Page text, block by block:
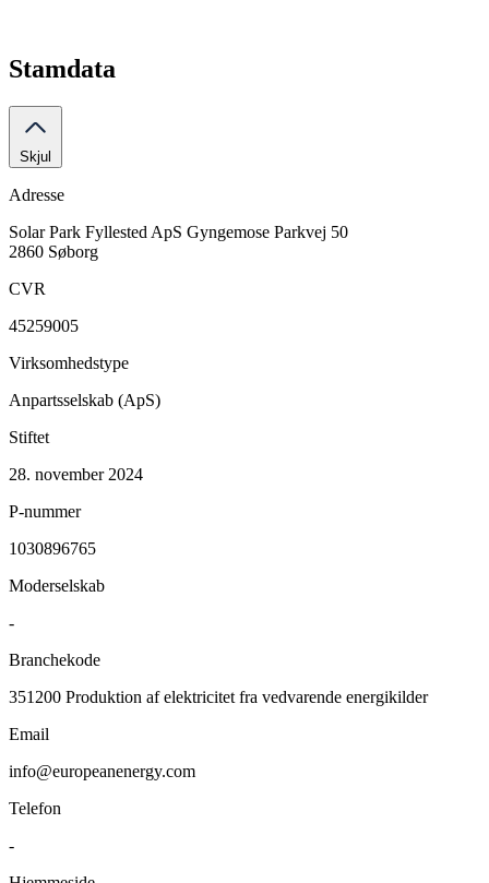
Stamdata
Skjul
Adresse
Solar Park Fyllested ApS Gyngemose Parkvej 50
2860 Søborg
CVR
45259005
Virksomhedstype
Anpartsselskab (ApS)
Stiftet
28. november 2024
P-nummer
1030896765
Moderselskab
-
Branchekode
351200 Produktion af elektricitet fra vedvarende energikilder
Email
info@europeanenergy.com
Telefon
-